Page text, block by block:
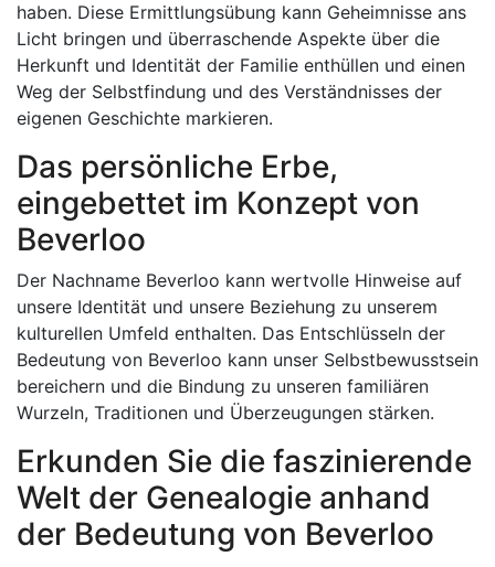
haben. Diese Ermittlungsübung kann Geheimnisse ans
Licht bringen und überraschende Aspekte über die
Herkunft und Identität der Familie enthüllen und einen
Weg der Selbstfindung und des Verständnisses der
eigenen Geschichte markieren.
Das persönliche Erbe,
eingebettet im Konzept von
Beverloo
Der Nachname Beverloo kann wertvolle Hinweise auf
unsere Identität und unsere Beziehung zu unserem
kulturellen Umfeld enthalten. Das Entschlüsseln der
Bedeutung von Beverloo kann unser Selbstbewusstsein
bereichern und die Bindung zu unseren familiären
Wurzeln, Traditionen und Überzeugungen stärken.
Erkunden Sie die faszinierende
Welt der Genealogie anhand
der Bedeutung von Beverloo